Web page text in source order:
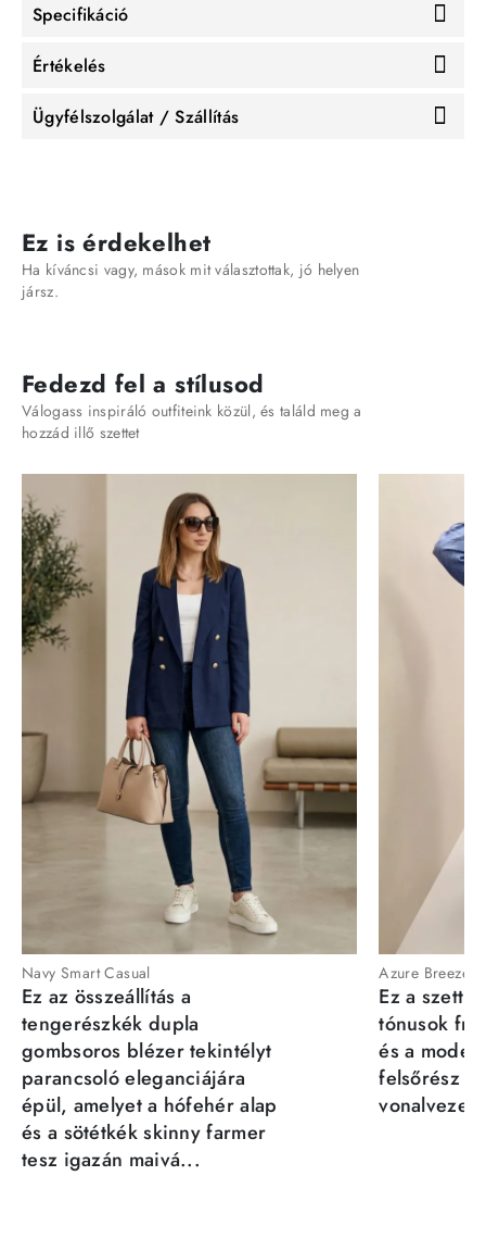
Specifikáció
Értékelés
Ügyfélszolgálat / Szállítás
Ez is érdekelhet
Ha kíváncsi vagy, mások mit választottak, jó helyen
jársz.
Fedezd fel a stílusod
Válogass inspiráló outfiteink közül, és találd meg a
hozzád illő szettet
Navy Smart Casual
Ez az összeállítás a
tengerészkék dupla
gombsoros blézer tekintélyt
parancsoló eleganciájára
épül, amelyet a hófehér alap
és a sötétkék skinny farmer
tesz igazán maivá...
Azure Breeze
Ez a szett
tónusok
és a
felsőrész